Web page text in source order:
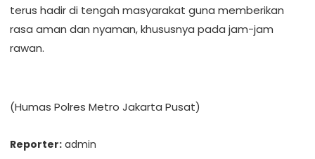
terus hadir di tengah masyarakat guna memberikan
rasa aman dan nyaman, khususnya pada jam-jam
rawan.
(Humas Polres Metro Jakarta Pusat)
Reporter: admin